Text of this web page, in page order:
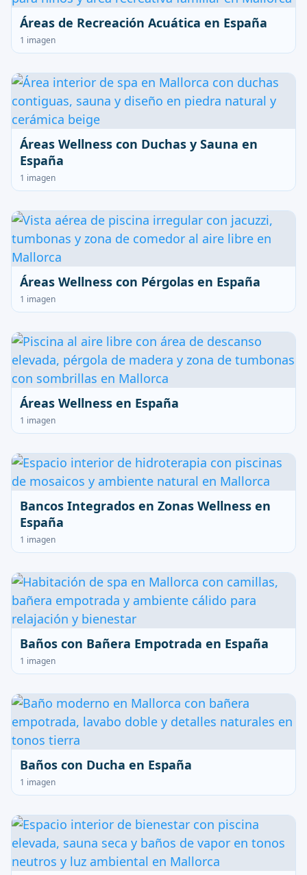
Áreas de Recreación Acuática en España
1 imagen
Áreas Wellness con Duchas y Sauna en
España
1 imagen
Áreas Wellness con Pérgolas en España
1 imagen
Áreas Wellness en España
1 imagen
Bancos Integrados en Zonas Wellness en
España
1 imagen
Baños con Bañera Empotrada en España
1 imagen
Baños con Ducha en España
1 imagen